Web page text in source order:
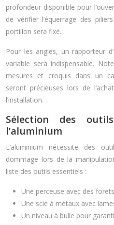
profondeur disponible pour
de vérifier l’équerrage des
portillon sera fixé.
Pour les angles, un rapporteur
variable sera indispensable.
mesures et croquis dans un
seront précieuses lors de
l’installation.
Sélection des
l’aluminium
L’aluminium nécessite des
dommage lors de la
liste des outils essentiels :
Une perceuse avec des
Une scie à métaux avec
Un niveau à bulle pour